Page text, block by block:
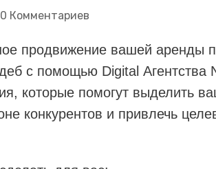
0 Комментариев
продвижение вашей аренды
с помощью Digital Агентства
которые помогут выделить
конкурентов и привлечь